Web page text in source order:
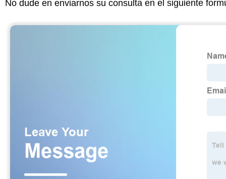
No dude en enviarnos su consulta en el siguiente